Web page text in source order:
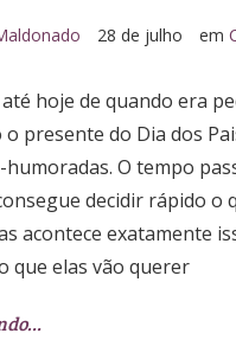
28 de julho em
hoje de quando era
o presente do Dia dos
O tempo
decidir rápido o
acontece exatamente
que elas vão querer